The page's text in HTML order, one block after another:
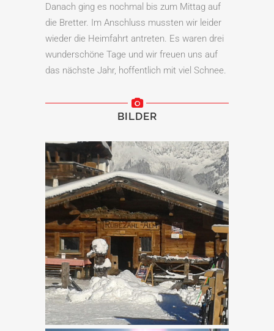
Danach ging es nochmal bis zum Mittag auf
die Bretter. Im Anschluss mussten wir leider
wieder die Heimfahrt antreten. Es waren drei
wunderschöne Tage und wir freuen uns auf
das nächste Jahr, hoffentlich mit viel Schnee.
BILDER